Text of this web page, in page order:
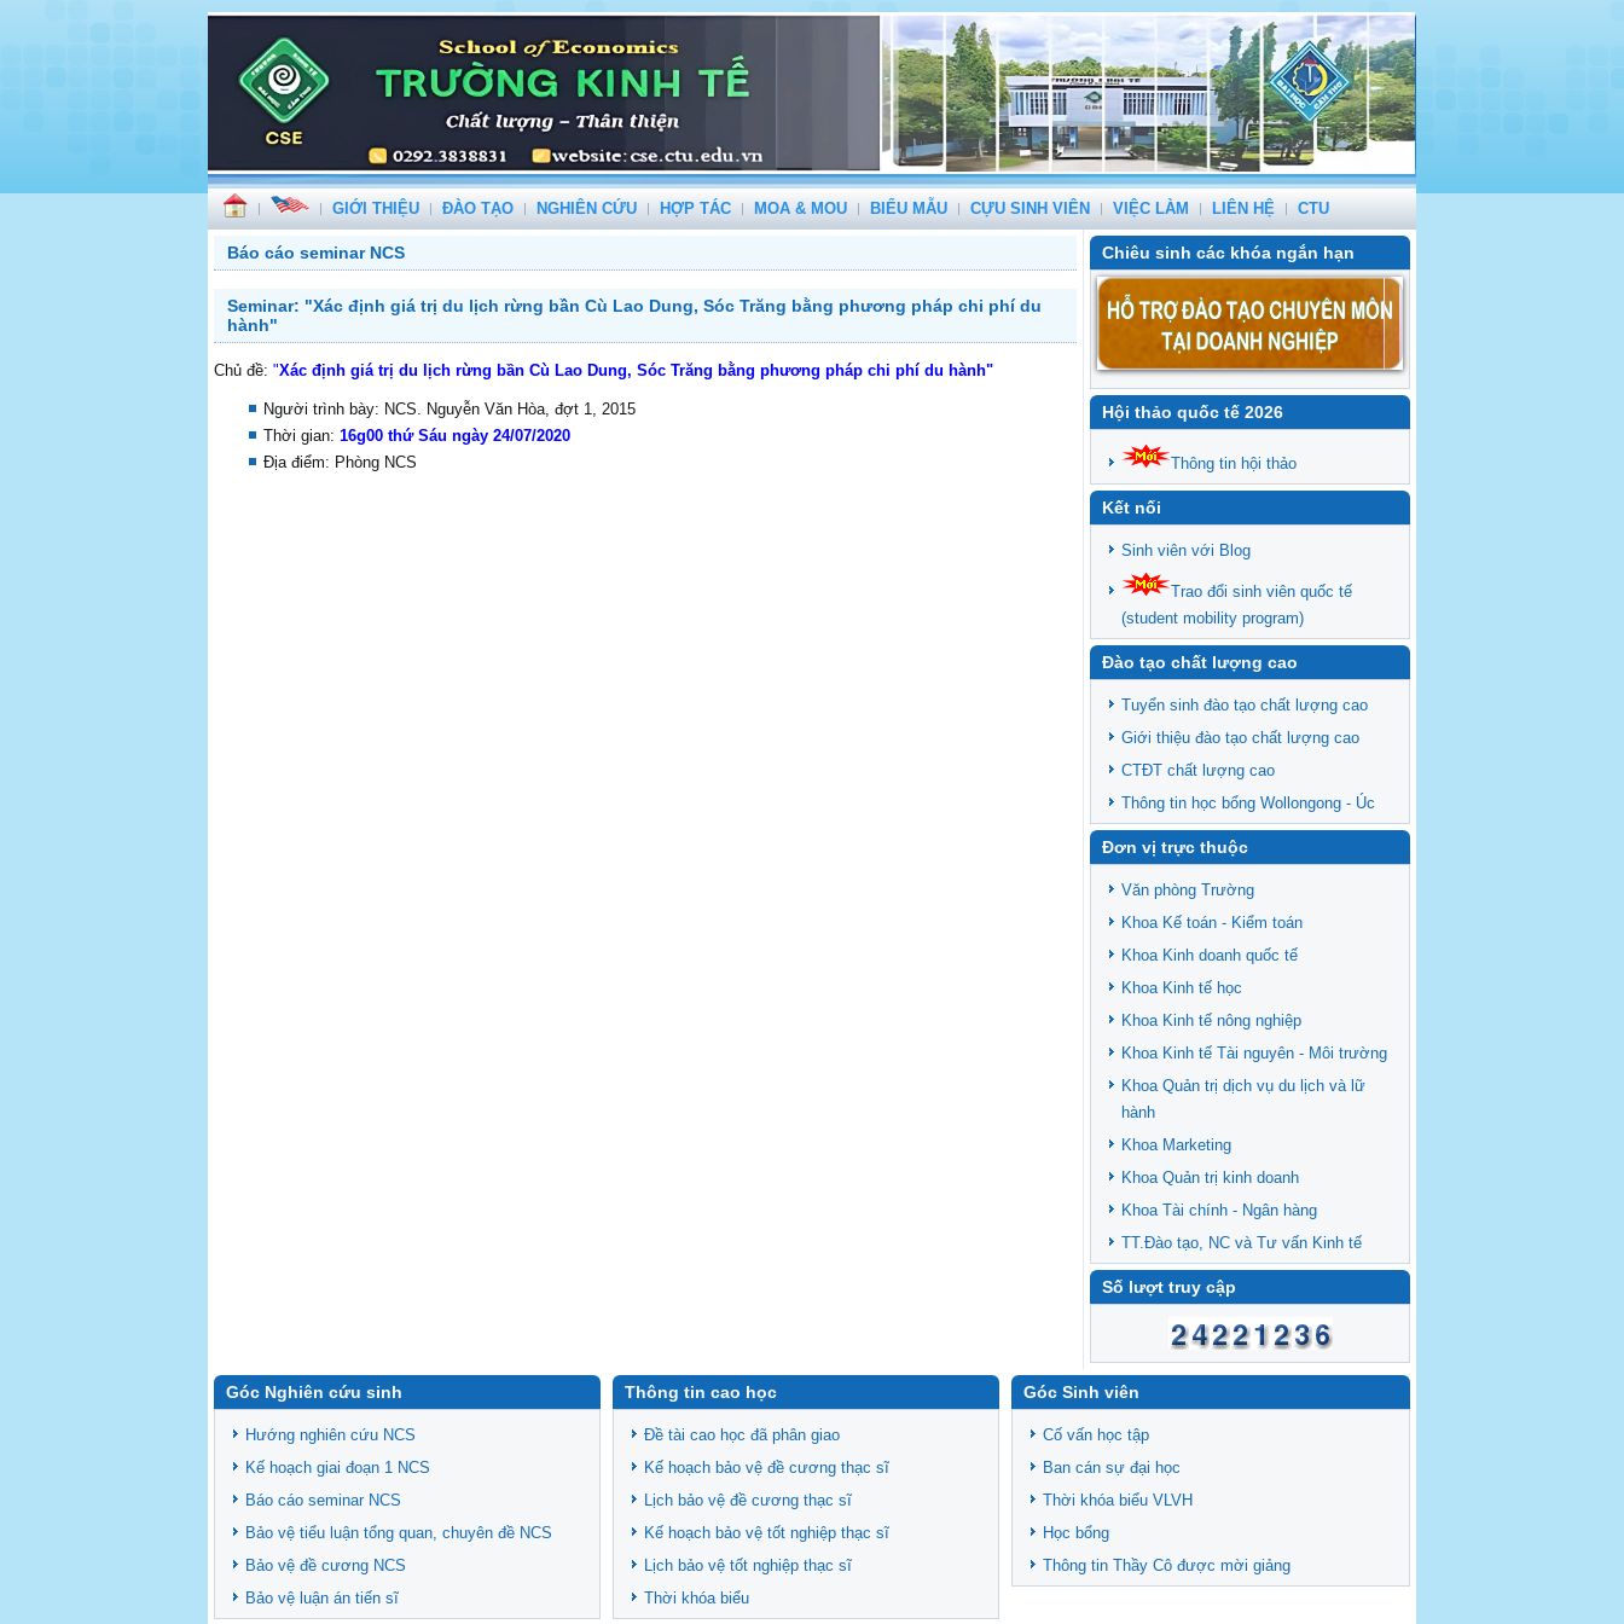
GIỚI THIỆU ĐÀO TẠO NGHIÊN CỨU HỢP TÁC MOA & MOU BIỂU MẪU CỰU SINH VIÊN VIỆC LÀM LIÊN HỆ CTU
Báo cáo seminar NCS
Seminar: "Xác định giá trị du lịch rừng bần Cù Lao Dung, Sóc Trăng bằng phương pháp chi phí du
hành"
Chủ đề: "Xác định giá trị du lịch rừng bần Cù Lao Dung, Sóc Trăng bằng phương pháp chi phí du hành"
Người trình bày: NCS. Nguyễn Văn Hòa, đợt 1, 2015
Thời gian: 16g00 thứ Sáu ngày 24/07/2020
Địa điểm: Phòng NCS
Chiêu sinh các khóa ngắn hạn
Hội thảo quốc tế 2026
Thông tin hội thảo
Kết nối
Sinh viên với Blog
Trao đổi sinh viên quốc tế
(student mobility program)
Đào tạo chất lượng cao
Tuyển sinh đào tạo chất lượng cao
Giới thiệu đào tạo chất lượng cao
CTĐT chất lượng cao
Thông tin học bổng Wollongong - Úc
Đơn vị trực thuộc
Văn phòng Trường
Khoa Kế toán - Kiểm toán
Khoa Kinh doanh quốc tế
Khoa Kinh tế học
Khoa Kinh tế nông nghiệp
Khoa Kinh tế Tài nguyên - Môi trường
Khoa Quản trị dịch vụ du lịch và lữ
hành
Khoa Marketing
Khoa Quản trị kinh doanh
Khoa Tài chính - Ngân hàng
TT.Đào tạo, NC và Tư vấn Kinh tế
Số lượt truy cập
Góc Nghiên cứu sinh
Hướng nghiên cứu NCS
Kế hoạch giai đoạn 1 NCS
Báo cáo seminar NCS
Bảo vệ tiểu luận tổng quan, chuyên đề NCS
Bảo vệ đề cương NCS
Bảo vệ luận án tiến sĩ
Thông tin cao học
Đề tài cao học đã phân giao
Kế hoạch bảo vệ đề cương thạc sĩ
Lịch bảo vệ đề cương thạc sĩ
Kế hoạch bảo vệ tốt nghiệp thạc sĩ
Lịch bảo vệ tốt nghiệp thạc sĩ
Thời khóa biểu
Góc Sinh viên
Cố vấn học tập
Ban cán sự đại học
Thời khóa biểu VLVH
Học bổng
Thông tin Thầy Cô được mời giảng